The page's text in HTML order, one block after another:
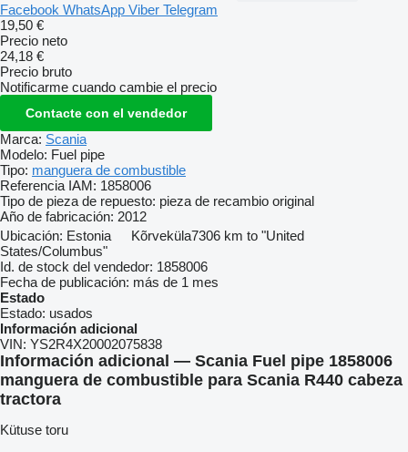
Facebook WhatsApp Viber Telegram
19,50 €
Precio neto
24,18 €
Precio bruto
Notificarme cuando cambie el precio
Contacte con el vendedor
Marca: Scania
Modelo: Fuel pipe
Tipo: manguera de combustible
Referencia IAM: 1858006
Tipo de pieza de repuesto: pieza de recambio original
Año de fabricación: 2012
Ubicación: Estonia Kõrveküla7306 km to "United
States/Columbus"
Id. de stock del vendedor: 1858006
Fecha de publicación: más de 1 mes
Estado
Estado: usados
Información adicional
VIN: YS2R4X20002075838
Información adicional — Scania Fuel pipe 1858006
manguera de combustible para Scania R440 cabeza
tractora
Kütuse toru